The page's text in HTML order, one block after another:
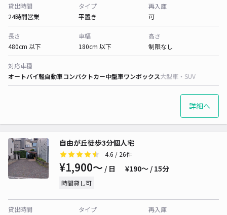
貸出時間
24時間営業
タイプ
平置き
再入庫
可
長さ
480cm 以下
車幅
180cm 以下
高さ
制限なし
対応車種
オートバイ軽自動車コンパクトカー中型車ワンボックス大型車・SUV
詳細へ
自由が丘徒歩3分個人宅
4.6 / 26件
¥1,900〜 / 日 ¥190〜 / 15分
時間貸し可
貸出時間
タイプ
再入庫